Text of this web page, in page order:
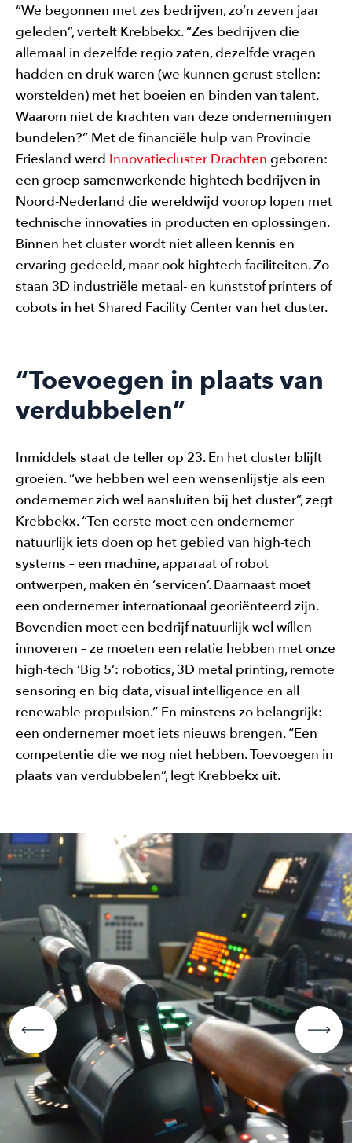
“We begonnen met zes bedrijven, zo’n zeven jaar
geleden”, vertelt Krebbekx. “Zes bedrijven die
allemaal in dezelfde regio zaten, dezelfde vragen
hadden en druk waren (we kunnen gerust stellen:
worstelden) met het boeien en binden van talent.
Waarom niet de krachten van deze ondernemingen
bundelen?” Met de financiële hulp van Provincie
Friesland werd Innovatiecluster Drachten geboren:
een groep samenwerkende hightech bedrijven in
Noord-Nederland die wereldwijd voorop lopen met
technische innovaties in producten en oplossingen.
Binnen het cluster wordt niet alleen kennis en
ervaring gedeeld, maar ook hightech faciliteiten. Zo
staan 3D industriële metaal- en kunststof printers of
cobots in het Shared Facility Center van het cluster.
“Toevoegen in plaats van
verdubbelen”
Inmiddels staat de teller op 23. En het cluster blijft
groeien. “we hebben wel een wensenlijstje als een
ondernemer zich wel aansluiten bij het cluster”, zegt
Krebbekx. “Ten eerste moet een ondernemer
natuurlijk iets doen op het gebied van high-tech
systems – een machine, apparaat of robot
ontwerpen, maken én ‘servicen’. Daarnaast moet
een ondernemer internationaal georiënteerd zijn.
Bovendien moet een bedrijf natuurlijk wel wíllen
innoveren – ze moeten een relatie hebben met onze
high-tech ‘Big 5’: robotics, 3D metal printing, remote
sensoring en big data, visual intelligence en all
renewable propulsion.” En minstens zo belangrijk:
een ondernemer moet iets nieuws brengen. “Een
competentie die we nog niet hebben. Toevoegen in
plaats van verdubbelen”, legt Krebbekx uit.